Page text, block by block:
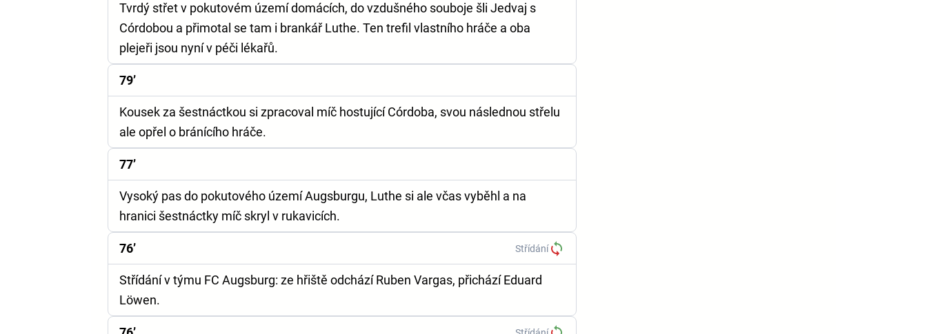
Tvrdý střet v pokutovém území domácích, do vzdušného souboje šli Jedvaj s
Córdobou a přimotal se tam i brankář Luthe. Ten trefil vlastního hráče a oba
plejeři jsou nyní v péči lékařů.
79’
Kousek za šestnáctkou si zpracoval míč hostující Córdoba, svou následnou střelu
ale opřel o bránícího hráče.
77’
Vysoký pas do pokutového území Augsburgu, Luthe si ale včas vyběhl a na
hranici šestnáctky míč skryl v rukavicích.
76’ Střídání
Střídání v týmu FC Augsburg: ze hřiště odchází Ruben Vargas, přichází Eduard
Löwen.